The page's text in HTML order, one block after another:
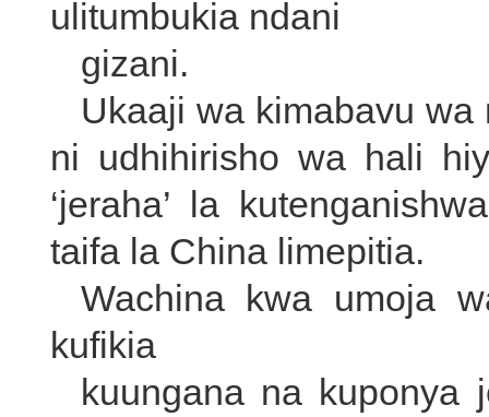
ulitumbukia ndani
gizani.
Ukaaji wa kimabavu
ni udhihirisho wa hali
‘jeraha’ la
taifa la China limepitia.
Wachina kwa umoja
kufikia
kuungana na kuponya